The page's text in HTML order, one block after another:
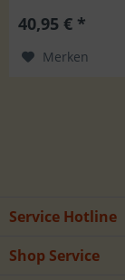
40,95 € *
Merken
Service Hotline
Shop Service